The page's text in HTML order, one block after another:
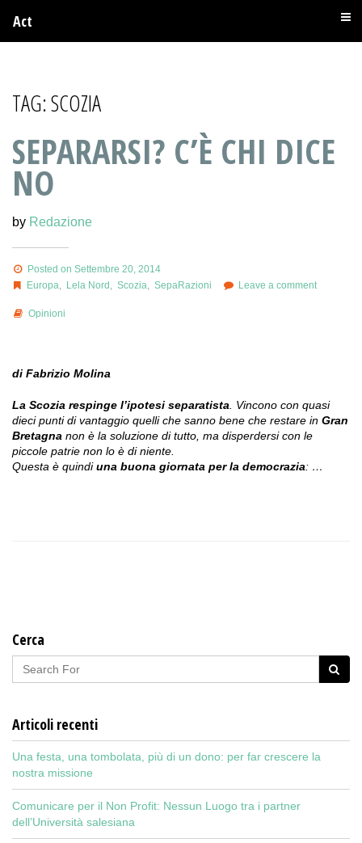
Act
TAG:SCOZIA
SEPARARSI? C’È CHI DICE
NO
by Redazione
Posted on Settembre 20, 2014
Europa
Lela Nord Scozia SepaRazioni Leave a comment
Opinioni
di Fabrizio Molina
La Scozia respinge l’ipotesi separatista . Vincono con quasi
dieci punti di vantaggio quelli che sanno bene che restare in Gran
Bretagna non è la soluzione di tutto, ma disperdersi con le
piccole patrie non lo è di niente.
Questa è quindiuna buona giornata per la democrazia: …
Cerca
Articoli recenti
Una festa, una tombolata, più di un dono: per far crescere la
nostra missione
Comunicare per il Non Profit: Nessun Luogo tra i partner
dell’Università salesiana